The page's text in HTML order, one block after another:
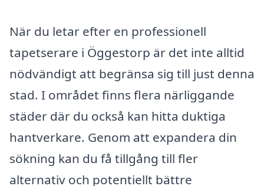
När du letar efter en professionell
tapetserare i Öggestorp är det inte alltid
nödvändigt att begränsa sig till just denna
stad. I området finns flera närliggande
städer där du också kan hitta duktiga
hantverkare. Genom att expandera din
sökning kan du få tillgång till fler
alternativ och potentiellt bättre